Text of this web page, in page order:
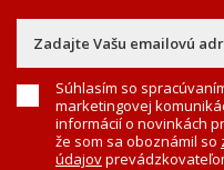
Súhlasím so
marketingovej
informácií o novinkách
že som sa oboznámil so
údajov